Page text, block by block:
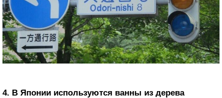
4. В Японии используются ванны из дерева